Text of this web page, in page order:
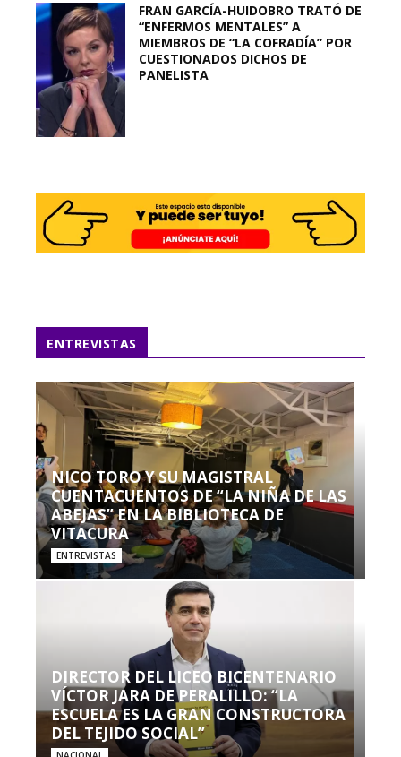
FRAN GARCÍA-HUIDOBRO TRATÓ DE
“ENFERMOS MENTALES” A
MIEMBROS DE “LA COFRADÍA” POR
CUESTIONADOS DICHOS DE
PANELISTA
ENTREVISTAS
NICO TORO Y SU MAGISTRAL
CUENTACUENTOS DE “LA NIÑA DE LAS
ABEJAS” EN LA BIBLIOTECA DE
VITACURA
ENTREVISTAS
DIRECTOR DEL LICEO BICENTENARIO
VÍCTOR JARA DE PERALILLO: “LA
ESCUELA ES LA GRAN CONSTRUCTORA
DEL TEJIDO SOCIAL”